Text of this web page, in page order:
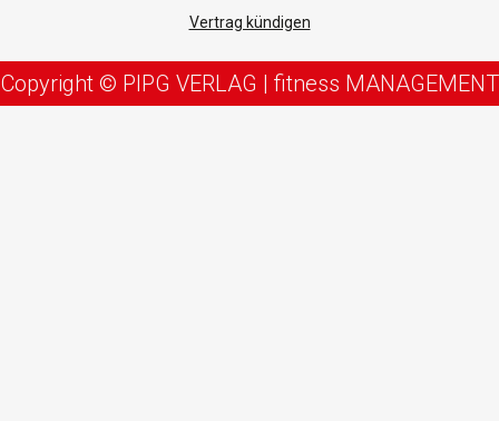
Vertrag kündigen
Copyright © PIPG VERLAG | fitness MANAGEMENT